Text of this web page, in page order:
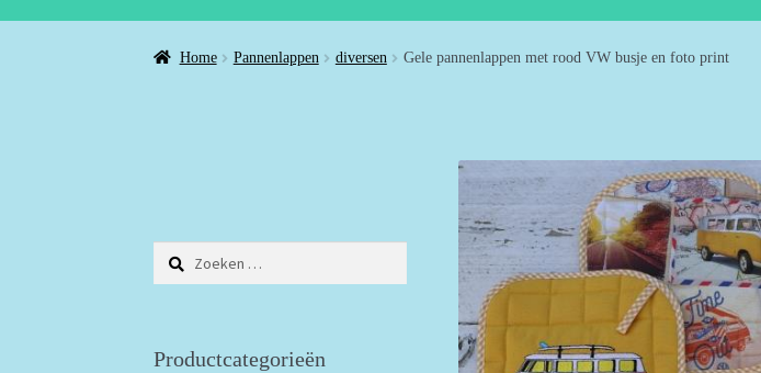
Home Pannenlappen diversen Gele pannenlappen met rood VW busje en foto print
naar:
Productcategorieën